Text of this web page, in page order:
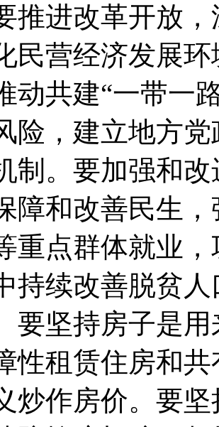
推进改革开放
民营经济发展
动共建“一带一
险，建立地方
制。要加强和
障和改善民生
重点群体就业
持续改善脱贫
要坚持房子是
性租赁住房和
炒作房价。要